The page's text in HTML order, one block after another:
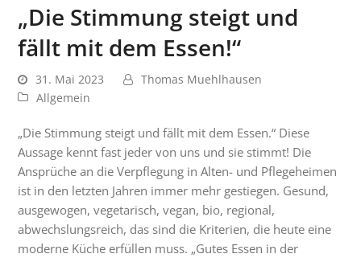
„Die Stimmung steigt und
fällt mit dem Essen!“
31. Mai 2023
Thomas Muehlhausen
Allgemein
„Die Stimmung steigt und fällt mit dem Essen.“ Diese
Aussage kennt fast jeder von uns und sie stimmt! Die
Ansprüche an die Verpflegung in Alten- und Pflegeheimen
ist in den letzten Jahren immer mehr gestiegen. Gesund,
ausgewogen, vegetarisch, vegan, bio, regional,
abwechslungsreich, das sind die Kriterien, die heute eine
moderne Küche erfüllen muss. „Gutes Essen in der